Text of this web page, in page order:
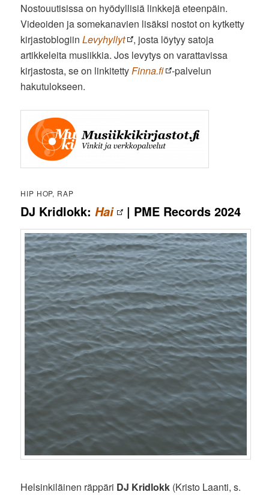
Nostouutisissa on hyödyllisiä linkkejä eteenpäin.
Videoiden ja somekanavien lisäksi nostot on kytketty
kirjastoblogiinLevyhyllyt
, josta löytyy satoja
artikkeleita musiikkia. Jos levytys on varattavissa
kirjastosta, se on linkitetty Finna.fi
-palvelun
hakutulokseen.
HIP HOP, RAP
DJ Kridlokk:Hai | PME Records 2024
Helsinkiläinen räppäri DJ Kridlokk (Kristo Laanti, s.